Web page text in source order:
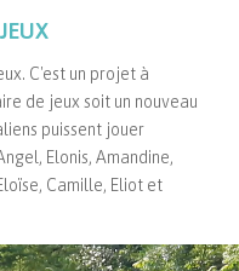
C'est un projet à
de jeux soit un nouveau
puissent jouer
Elonis, Amandine,
Camille, Eliot et